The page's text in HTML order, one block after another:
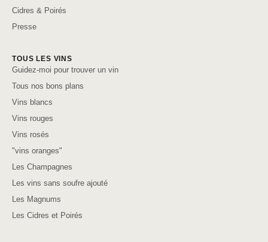
Cidres & Poirés
Presse
TOUS LES VINS
Guidez-moi pour trouver un vin
Tous nos bons plans
Vins blancs
Vins rouges
Vins rosés
"vins oranges"
Les Champagnes
Les vins sans soufre ajouté
Les Magnums
Les Cidres et Poirés